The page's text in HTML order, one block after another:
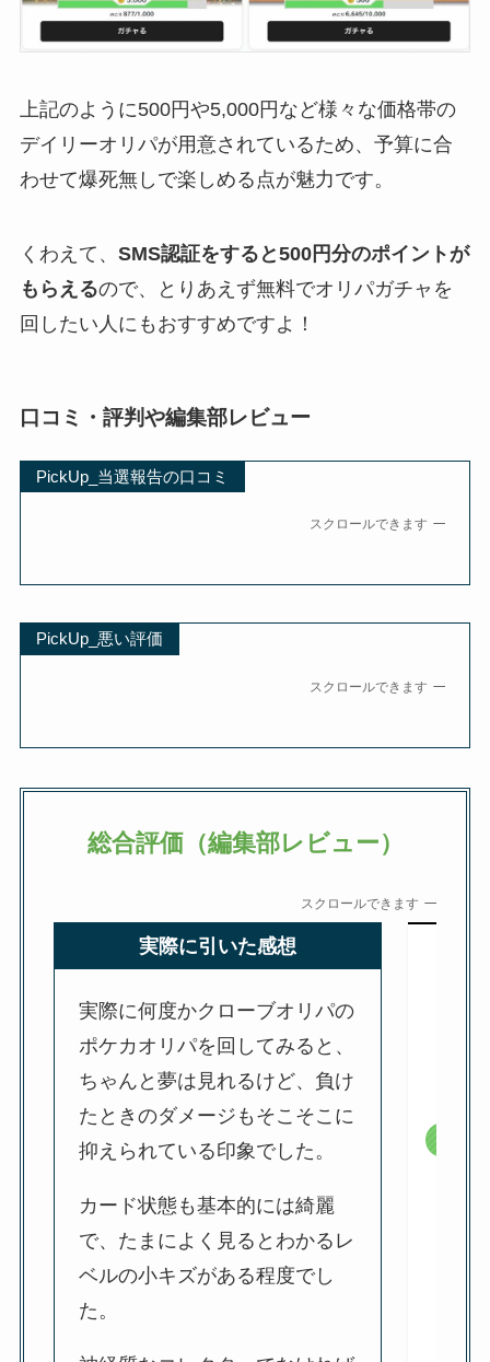
上記のように500円や5,000円など様々な価格帯の
デイリーオリパが用意されているため、予算に合
わせて爆死無しで楽しめる点が魅力です。
くわえて、 SMS認証をすると500円分のポイントが
もらえるので、とりあえず無料でオリパガチャを
回したい人にもおすすめですよ！
口コミ・評判や編集部レビュー
PickUp_当選報告の口コミ
スクロールできます
PickUp_悪い評価
スクロールできます
総合評価（編集部レビュー）
スクロールできます
実際に引いた感想
実際に何度かクローブオリパの
ポケカオリパを回してみると、
ちゃんと夢は見れるけど、負け
たときのダメージもそこそこに
抑えられている印象でした。
カード状態も基本的には綺麗
で、たまによく見るとわかるレ
ベルの小キズがある程度でし
た。